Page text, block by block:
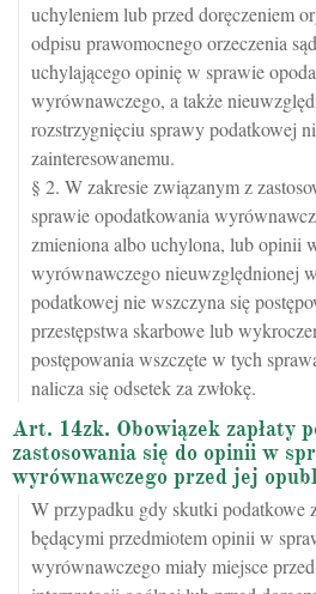
uchyleniem lub przed doręczeniem
odpisu prawomocnego orzeczenia
uchylającego opinię w sprawie
wyrównawczego, a także
rozstrzygnięciu sprawy podatkowej
zainteresowanemu.
§ 2. W zakresie związanym z
sprawie opodatkowania
zmieniona albo uchylona, lub opinii
wyrównawczego nieuwzględnionej
podatkowej nie wszczyna się
przestępstwa skarbowe lub
postępowania wszczęte w tych
nalicza się odsetek za zwłokę.
Art. 14zk. Obowiązek zapłaty
zastosowania się do opinii w
wyrównawczego przed jej
W przypadku gdy skutki podatkowe
będącymi przedmiotem opinii w
wyrównawczego miały miejsce